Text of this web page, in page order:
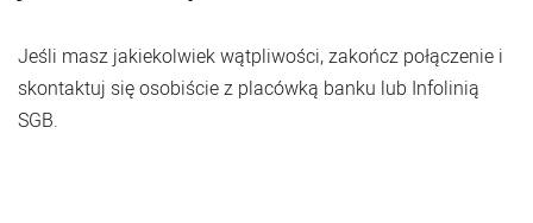
Jeśli masz jakiekolwiek wątpliwości, zakończ połączenie i
skontaktuj się osobiście z placówką banku lub Infolinią
SGB.